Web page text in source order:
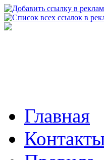
Главная